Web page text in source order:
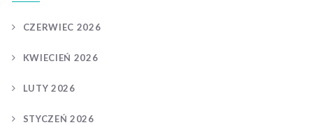
CZERWIEC 2026
KWIECIEŃ 2026
LUTY 2026
STYCZEŃ 2026